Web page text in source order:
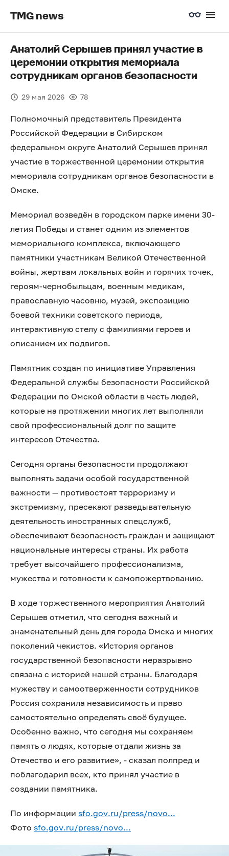
TMG news
Анатолий Серышев принял участие в
церемонии открытия мемориала
сотрудникам органов безопасности
29 мая 2026 78
Полномочный представитель Президента
Российской Федерации в Сибирском
федеральном округе Анатолий Серышев принял
участие в торжественной церемонии открытия
мемориала сотрудникам органов безопасности в
Омске.
Мемориал возведён в городском парке имени 30-
летия Победы и станет одним из элементов
мемориального комплекса, включающего
памятники участникам Великой Отечественной
войны, жертвам локальных войн и горячих точек,
героям-чернобыльцам, военным медикам,
православную часовню, музей, экспозицию
боевой техники советского периода,
интерактивную стелу с фамилиями героев и
описанием их подвигов.
Памятник создан по инициативе Управления
Федеральной службы безопасности Российской
Федерации по Омской области в честь людей,
которые на протяжении многих лет выполняли
свой профессиональный долг по защите
интересов Отечества.
Сегодня органы безопасности продолжают
выполнять задачи особой государственной
важности — противостоят терроризму и
экстремизму, пресекают разведывательную
деятельность иностранных спецслужб,
обеспечивают безопасность граждан и защищают
национальные интересы страны. Их работа
требует высочайшего профессионализма,
мужества и готовности к самопожертвованию.
В ходе торжественного мероприятия Анатолий
Серышев отметил, что сегодня важный и
знаменательный день для города Омска и многих
поколений чекистов. «История органов
государственной безопасности неразрывно
связана с историей нашей страны. Благодаря
мужеству и самоотверженности сотрудников
Россия сохранила независимость и право
самостоятельно определять своё будущее.
Особенно важно, что сегодня мы сохраняем
память о людях, которые отдали жизнь за
Отечество и его развитие», - сказал полпред и
поблагодарил всех, кто принял участие в
создании памятника.
По информации sfo.gov.ru/press/novo...
Фото sfo.gov.ru/press/novo...